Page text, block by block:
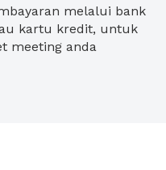
melalui bank
kartu kredit, untuk
meeting anda